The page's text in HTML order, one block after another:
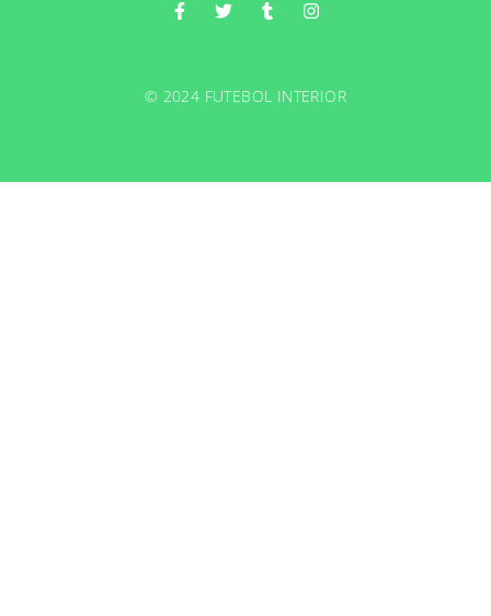
© 2024 FUTEBOL INTERIOR